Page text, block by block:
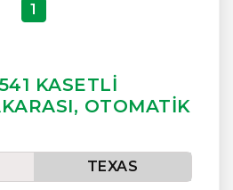
1
KASETLİ
OTOMATİK
TEXAS